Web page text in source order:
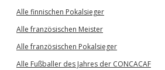
Alle finnischen Pokalsieger
Alle französischen Meister
Alle französischen Pokalsieger
Alle Fußballer des Jahres der CONCACAF